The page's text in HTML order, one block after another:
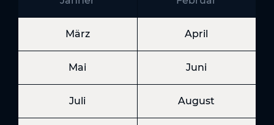
März April
Mai Juni
Juli August